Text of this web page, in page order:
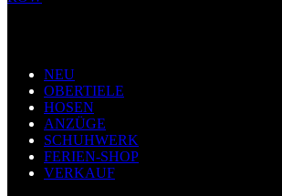
NEU
OBERTIELE
HOSEN
ANZÜGE
SCHUHWERK
FERIEN-SHOP
VERKAUF